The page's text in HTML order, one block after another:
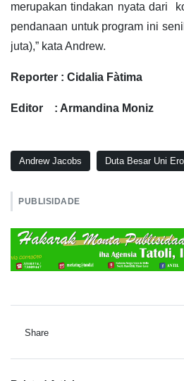
merupakan tindakan nyata dari
pendanaan untuk program ini
juta),” kata Andrew.
Reporter : Cidalia Fàtima
Editor : Armandina Moniz
Andrew Jacobs Duta Besar Uni
PUBLISIDADE
Share